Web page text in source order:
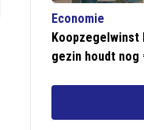
Economie
Koopzegelwinst
gezin houdt nog